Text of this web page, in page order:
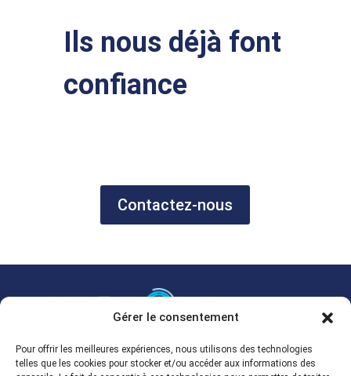
Gérer le consentement
Pour offrir les meilleures expériences, nous utilisons des technologies
telles que les cookies pour stocker et/ou accéder aux informations des
Ils nous déjà font
confiance
Contactez-nous
Grossiste multimarque en ligne.
Spécialisé en fontaines de nettoyage et dégraissage